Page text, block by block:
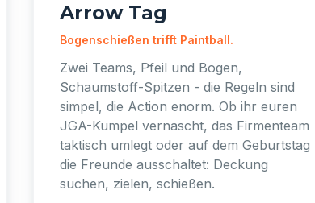
Arrow Tag
Bogenschießen trifft Paintball.
Zwei Teams, Pfeil und Bogen,
Schaumstoff-Spitzen - die Regeln sind
simpel, die Action enorm. Ob ihr euren
JGA-Kumpel vernascht, das Firmenteam
taktisch umlegt oder auf dem Geburtstag
die Freunde ausschaltet: Deckung
suchen, zielen, schießen.